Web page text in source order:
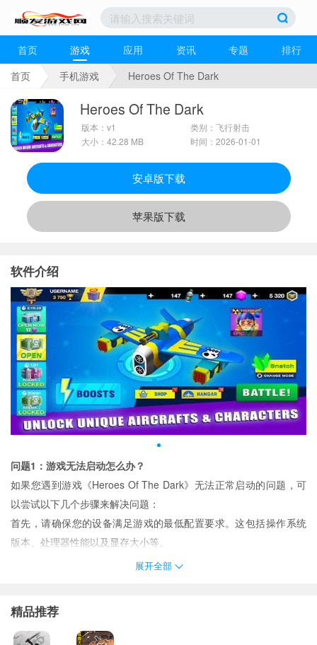
首页 游戏 应用 资讯 专题
排行
首页
手机游戏 Heroes Of The Dark
Heroes Of The Dark
版本：v1
大小：42.28 MB
类别：飞行射击
时间：2026-01-01
安卓版下载
苹果版下载
软件介绍
问题1：游戏无法启动怎么办？
如果您遇到游戏《Heroes Of The Dark》无法正常启动的问题，可
以尝试以下几个步骤来解决问题：
首先，请确保您的设备满足游戏的最低配置要求。这包括操作系统
版本、处理器性能以及显存大小等。
检查是否有可用的游戏更新。有时候，游戏可能会因为需要安装最
如果上述方法都无效，则可能是文件损坏导致的问题。
安装游戏。
展开全部
精品推荐